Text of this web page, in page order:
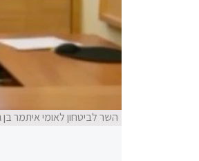
השר לביטחון לאומי איתמר בן